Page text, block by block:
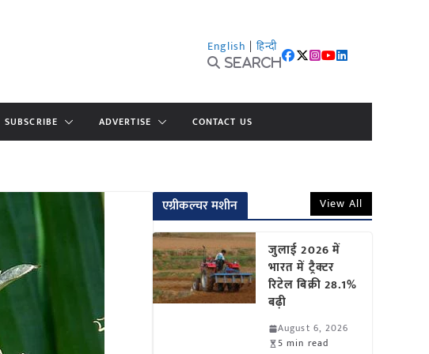
English | हिन्दी
Search
SUBSCRIBE ADVERTISE CONTACT US
एग्रीकल्चर मशीन View All
जुलाई 2026 में
भारत में ट्रैक्टर
रिटेल बिक्री 28.1%
बढ़ी
August 6, 2026
5 min read